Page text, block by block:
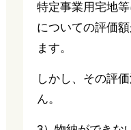
特定事業用宅地等
についての評価
ます。
しかし、その評
ん。